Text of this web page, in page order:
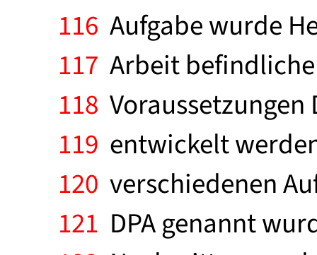
116 Aufgabe wurde
117 Arbeit
118
119 entwickelt
120 verschiedenen
121 DPA genannt